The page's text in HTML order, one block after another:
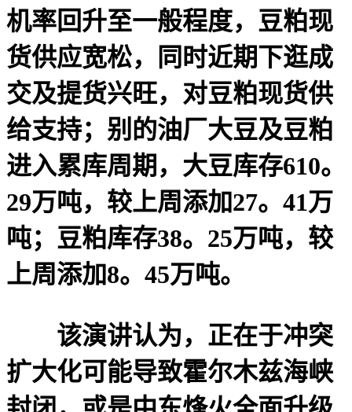
机率回升至一般程度，豆粕现
货供应宽松，同时近期下逛成
交及提货兴旺，对豆粕现货供
给支持；别的油厂大豆及豆粕
进入累库周期，大豆库存610。
29万吨，较上周添加27。41万
吨；豆粕库存38。25万吨，较
上周添加8。45万吨。
该演讲认为，正在于冲突
扩大化可能导致霍尔木兹海峡